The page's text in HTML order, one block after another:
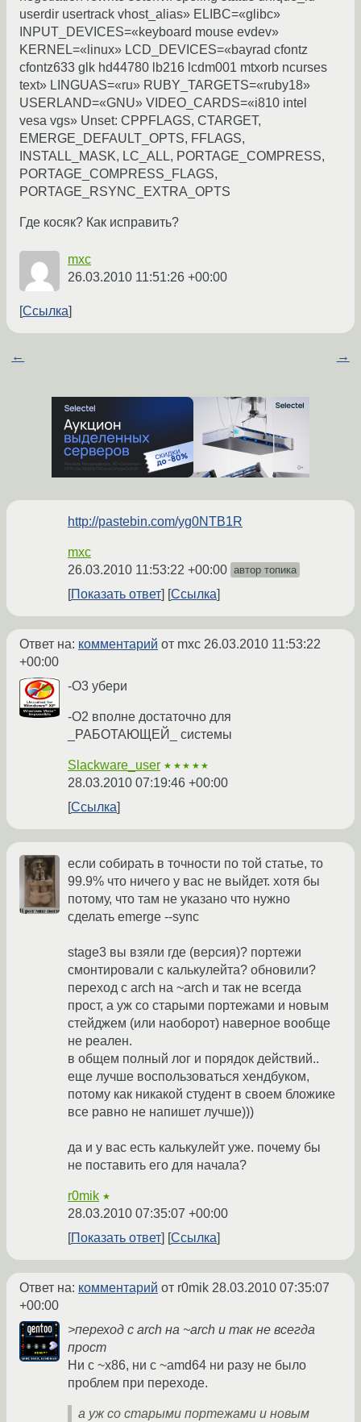
userdir usertrack vhost_alias» ELIBC=«glibc»
INPUT_DEVICES=«keyboard mouse evdev»
KERNEL=«linux» LCD_DEVICES=«bayrad cfontz
cfontz633 glk hd44780 lb216 lcdm001 mtxorb ncurses
text» LINGUAS=«ru» RUBY_TARGETS=«ruby18»
USERLAND=«GNU» VIDEO_CARDS=«i810 intel
vesa vgs» Unset: CPPFLAGS, CTARGET,
EMERGE_DEFAULT_OPTS, FFLAGS,
INSTALL_MASK, LC_ALL, PORTAGE_COMPRESS,
PORTAGE_COMPRESS_FLAGS,
PORTAGE_RSYNC_EXTRA_OPTS
Где косяк? Как исправить?
mxc
26.03.2010 11:51:26 +00:00
Ссылка
← →
http://pastebin.com/yg0NTB1R
mxc
26.03.2010 11:53:22 +00:00 автор топика
Показать ответ Ссылка
Ответ на: комментарий от mxc 26.03.2010 11:53:22
+00:00
-O3 убери
-O2 вполне достаточно для
_РАБОТАЮЩЕЙ_ системы
Slackware_user ★★★★★
28.03.2010 07:19:46 +00:00
Ссылка
если собирать в точности по той статье, то
99.9% что ничего у вас не выйдет. хотя бы
потому, что там не указано что нужно
сделать emerge --sync
stage3 вы взяли где (версия)? портежи
смонтировали с калькулейта? обновили?
переход с arch на ~arch и так не всегда
прост, а уж со старыми портежами и новым
стейджем (или наоборот) наверное вообще
не реален.
в общем полный лог и порядок действий..
еще лучше воспользоваться хендбуком,
потому как никакой студент в своем бложике
все равно не напишет лучше)))
да и у вас есть калькулейт уже. почему бы
не поставить его для начала?
r0mik ★
28.03.2010 07:35:07 +00:00
Показать ответ
Ссылка
Ответ на: комментарий от r0mik 28.03.2010 07:35:07
+00:00
>переход с arch на ~arch и так не всегда
прост
Ни с ~x86, ни с ~amd64 ни разу не было
проблем при переходе.
а уж со старыми портежами и новым